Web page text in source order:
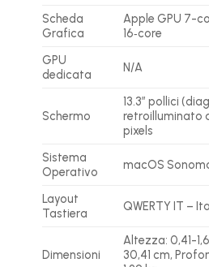
Scheda
Grafica
Apple GPU 7-
16‑core
GPU
dedicata
N/A
Schermo
13.3″ pollici
retroilluminato
pixels
Sistema
Operativo
macOS
Layout
Tastiera
QWERTY IT –
Dimensioni
Altezza: 0,41-
30,41 cm,